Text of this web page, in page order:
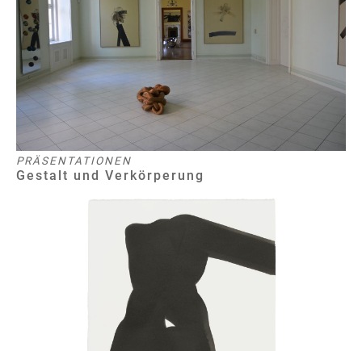
PRÄSENTATIONEN
Gestalt und Verkörperung